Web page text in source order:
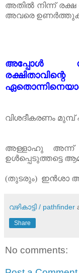
അതിൽ നിന്ന്
അവരെ
അപ്പോൾ
വിശദീകരണം മുമ്പ്
അള്ളാഹു അന്ന്
ഉൾപ്പെടുത്തട്ടെ
(തുടരും) ഇൻശാ
വഴികാട്ടി / pathfinder
Share
No comments: